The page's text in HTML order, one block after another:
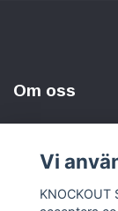
Om oss
Sociala
Vi
KNOCKOUT